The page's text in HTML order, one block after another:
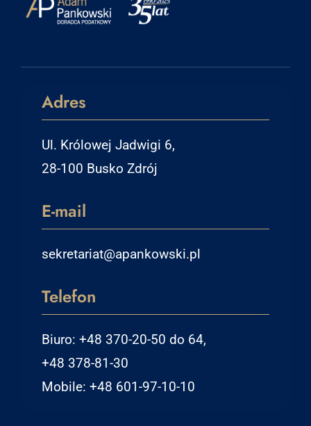
Adres
Ul. Królowej Jadwigi 6,
28-100 Busko Zdrój
E-mail
sekretariat@apankowski.pl
Telefon
Biuro: +48 370-20-50 do 64,
+48 378-81-30
Mobile: +48 601-97-10-10